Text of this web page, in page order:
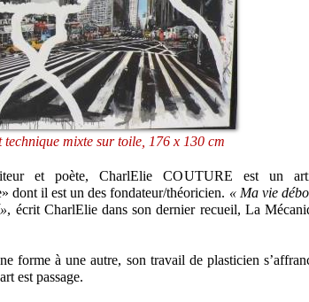
technique mixte sur toile, 176 x 130 cm
et poète, CharlElie COUTURE est un
dont il est un des fondateur/théoricien. « Ma vie
, écrit CharlElie dans son dernier recueil, La
forme à une autre, son travail de plasticien
est passage.